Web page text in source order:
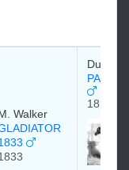
Walker
Duke
1811